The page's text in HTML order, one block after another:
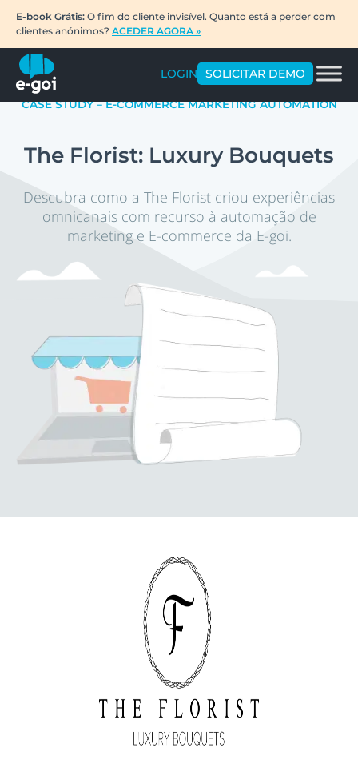
E-book Grátis: O fim do cliente invisível. Quanto está a perder com
clientes anónimos? ACEDER AGORA »
LOGIN SOLICITAR DEMO
CASE STUDY – E-COMMERCE MARKETING AUTOMATION
The Florist: Luxury Bouquets
Descubra como a The Florist criou experiências
omnicanais com recurso à automação de
marketing e E-commerce da E-goi.